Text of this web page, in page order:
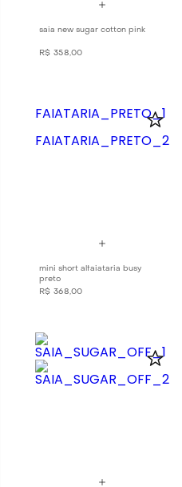
saia new sugar cotton pink
R$ 358,00
mini short alfaiataria busy
preto
R$ 368,00